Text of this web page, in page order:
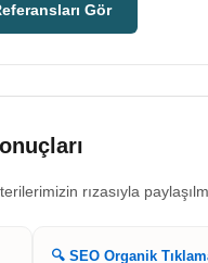
Gör
rızasıyla
🔍 SEO Organik